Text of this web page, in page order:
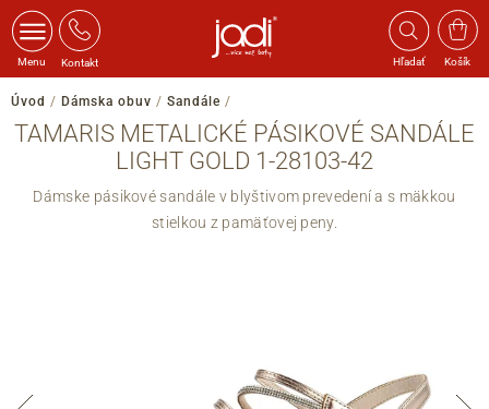
Menu Kontakt Hľadať Košík
Úvod / Dámska obuv / Sandále /
TAMARIS METALICKÉ PÁSIKOVÉ SANDÁLE
LIGHT GOLD 1-28103-42
Dámske pásikové sandále v blyštivom prevedení a s mäkkou
stielkou z pamäťovej peny.